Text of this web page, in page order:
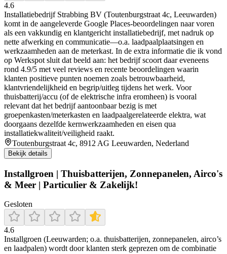
4.6
Installatiebedrijf Strabbing BV (Toutenburgstraat 4c, Leeuwarden)
komt in de aangeleverde Google Places-beoordelingen naar voren
als een vakkundig en klantgericht installatiebedrijf, met nadruk op
nette afwerking en communicatie—o.a. laadpaalplaatsingen en
werkzaamheden aan de meterkast. In de extra informatie die ik vond
op Werkspot sluit dat beeld aan: het bedrijf scoort daar eveneens
rond 4.9/5 met veel reviews en recente beoordelingen waarin
klanten positieve punten noemen zoals betrouwbaarheid,
klantvriendelijkheid en begrip/uitleg tijdens het werk. Voor
thuisbatterij/accu (of de elektrische infra eromheen) is vooral
relevant dat het bedrijf aantoonbaar bezig is met
groepenkasten/meterkasten en laadpaalgerelateerde elektra, wat
doorgaans dezelfde kernwerkzaamheden en eisen qua
installatiekwaliteit/veiligheid raakt.
Toutenburgstraat 4c, 8912 AG Leeuwarden, Nederland
Bekijk details
Installgroen | Thuisbatterijen, Zonnepanelen, Airco's
& Meer | Particulier & Zakelijk!
Gesloten
4.6
Installgroen (Leeuwarden; o.a. thuisbatterijen, zonnepanelen, airco’s
en laadpalen) wordt door klanten sterk geprezen om de combinatie